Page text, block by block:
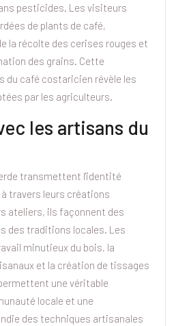
pesticides. Les visiteurs
de plants de café,
la récolte des cerises rouges et
des grains. Cette
du café costaricien révèle les
par les agriculteurs.
les artisans du
transmettent l'identité
travers leurs créations
ateliers, ils façonnent des
des traditions locales. Les
minutieux du bois, la
et la création de tissages
une véritable
locale et une
des techniques artisanales